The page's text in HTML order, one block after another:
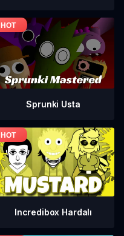
Sprunki Usta
Incredibox Hardalı